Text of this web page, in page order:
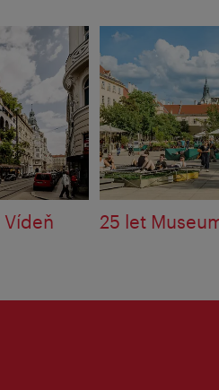
25 let